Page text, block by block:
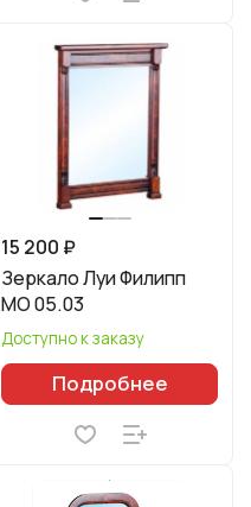
15 200 ₽
Зеркало Луи Филипп
МО 05.03
Доступно к заказу
Подробнее